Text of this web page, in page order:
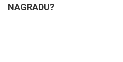
NAGRADU?